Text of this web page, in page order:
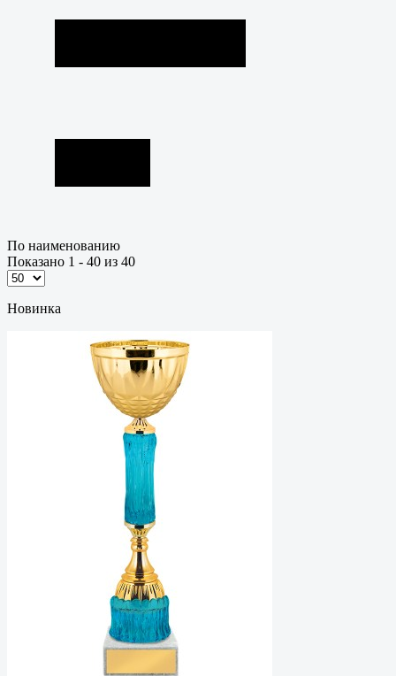
По наименованию
Показано 1 - 40 из 40
Новинка